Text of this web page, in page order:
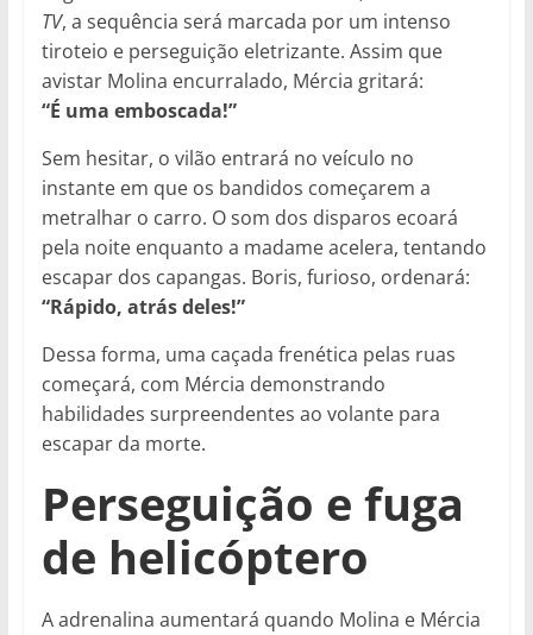
TV, a sequência será marcada por um intenso
tiroteio e perseguição eletrizante. Assim que
avistar Molina encurralado, Mércia gritará:
“É uma emboscada!”
Sem hesitar, o vilão entrará no veículo no
instante em que os bandidos começarem a
metralhar o carro. O som dos disparos ecoará
pela noite enquanto a madame acelera, tentando
escapar dos capangas. Boris, furioso, ordenará:
“Rápido, atrás deles!”
Dessa forma, uma caçada frenética pelas ruas
começará, com Mércia demonstrando
habilidades surpreendentes ao volante para
escapar da morte.
Perseguição e fuga
de helicóptero
A adrenalina aumentará quando Molina e Mércia